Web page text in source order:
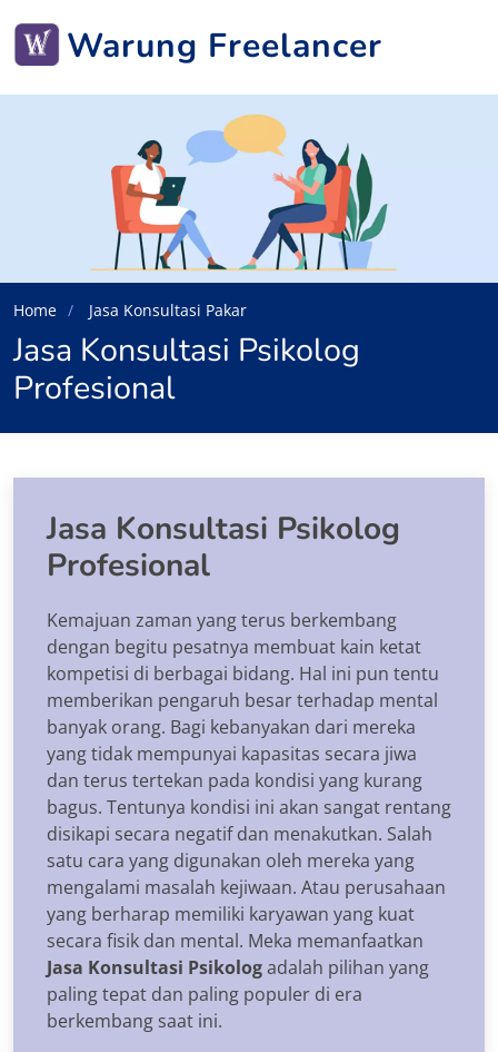
Warung Freelancer
Home Jasa Konsultasi Pakar
Jasa Konsultasi Psikolog
Profesional
Jasa Konsultasi Psikolog
Profesional
Kemajuan zaman yang terus berkembang
dengan begitu pesatnya membuat kain ketat
kompetisi di berbagai bidang. Hal ini pun tentu
memberikan pengaruh besar terhadap mental
banyak orang. Bagi kebanyakan dari mereka
yang tidak mempunyai kapasitas secara jiwa
dan terus tertekan pada kondisi yang kurang
bagus. Tentunya kondisi ini akan sangat rentang
disikapi secara negatif dan menakutkan. Salah
satu cara yang digunakan oleh mereka yang
mengalami masalah kejiwaan. Atau perusahaan
yang berharap memiliki karyawan yang kuat
secara fisik dan mental. Meka memanfaatkan
Jasa Konsultasi Psikologadalah pilihan yang
paling tepat dan paling populer di era
berkembang saat ini.